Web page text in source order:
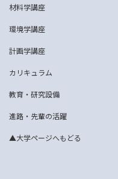
材料学講座
環境学講座
計画学講座
カリキュラム
教育・研究設備
進路・先輩の活躍
▲大学ページへもどる